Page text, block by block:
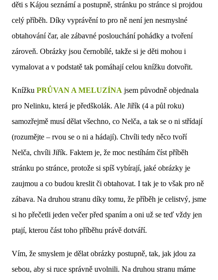
děti s Kájou seznámí a postupně, stránku po stránce si projdou
celý příběh. Díky vyprávění to pro ně není jen nesmyslné
obtahování čar, ale zábavné poslouchání pohádky a tvoření
zároveň. Obrázky jsou černobílé, takže si je děti mohou i
vymalovat a v podstatě tak pomáhají celou knížku dotvořit.
Knížku PRŮVAN A MELUZÍNA jsem původně objednala
pro Nelinku, která je předškolák. Ale Jiřík (4 a půl roku)
samozřejmě musí dělat všechno, co Nelča, a tak se o ni střídají
(rozumějte – rvou se o ni a hádají). Chvíli tedy něco tvoří
Nelča, chvíli Jiřík. Faktem je, že moc nestíhám číst příběh
stránku po stránce, protože si spíš vybírají, jaké obrázky je
zaujmou a co budou kreslit či obtahovat. I tak je to však pro ně
zábava. Na druhou stranu díky tomu, že příběh je celistvý, jsme
si ho přečetli jeden večer před spaním a oni už se teď vždy jen
ptají, kterou část toho příběhu právě dotváří.
Vím, že smyslem je dělat obrázky postupně, tak, jak jdou za
sebou, aby si ruce správně uvolnili. Na druhou stranu máme